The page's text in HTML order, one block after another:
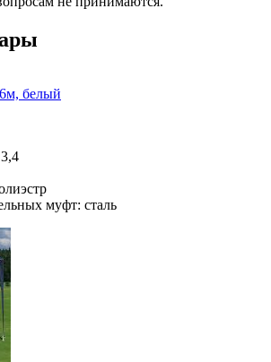
белый
муфт: сталь